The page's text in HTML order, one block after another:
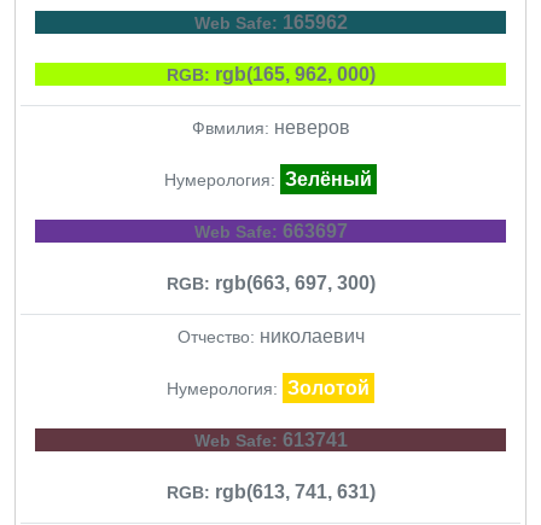
Web Safe: 165962
RGB: rgb(165, 962, 000)
Фвмилия: неверов
Нумерология: Зелёный
Web Safe: 663697
RGB: rgb(663, 697, 300)
Отчество: николаевич
Нумерология: Золотой
Web Safe: 613741
RGB: rgb(613, 741, 631)